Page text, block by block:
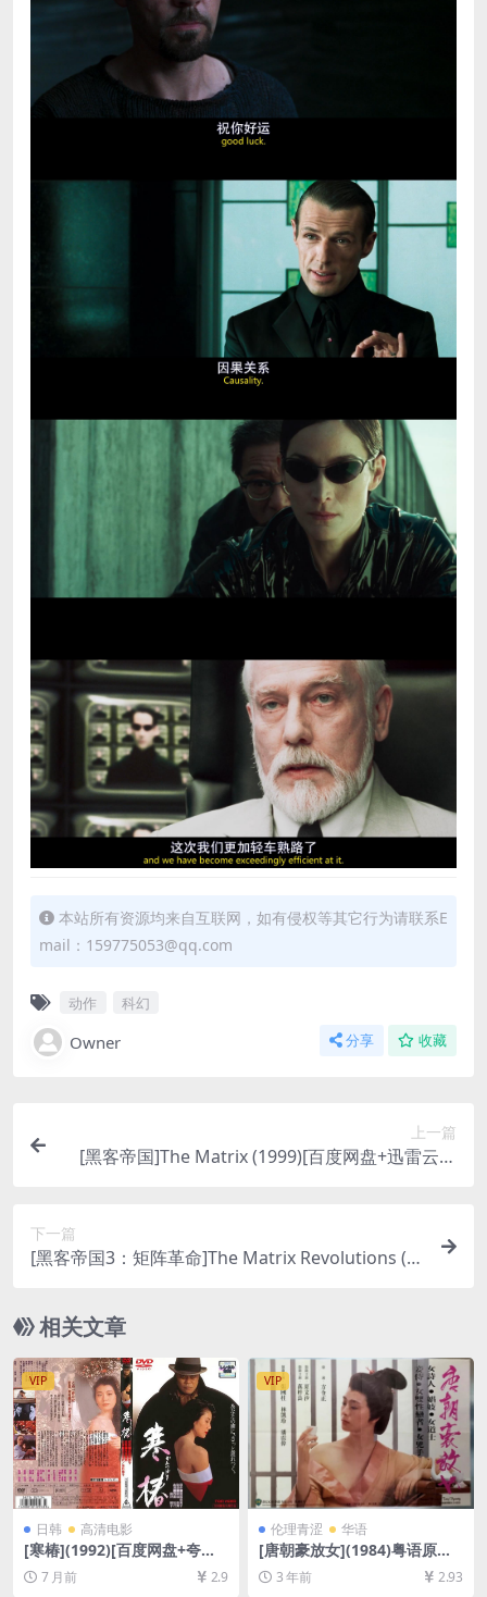
本站所有资源均来自互联网，如有侵权等其它行为请联系E
mail：159775053@qq.com
动作 科幻
Owner 分享 收藏
上一篇
[黑客帝国]The Matrix (1999)[百度网盘+迅雷云盘
下一篇
[黑客帝国3：矩阵革命]The Matrix Revolutions (2
P4/8.4GB][中英字幕]
相关文章
VIP
日韩 高清电影
[寒椿](1992)[百度网盘+夸克
网盘1080P超清未删减资源]
[网盘在线播放/下载][MP4/8.
7 月前 2.9
VIP
伦理青涩 华语
[唐朝豪放女](1984)粤语原声
&国语配音[百度网盘+迅雷云
盘资源1080P超清未删减][MP
3 年前 2.93